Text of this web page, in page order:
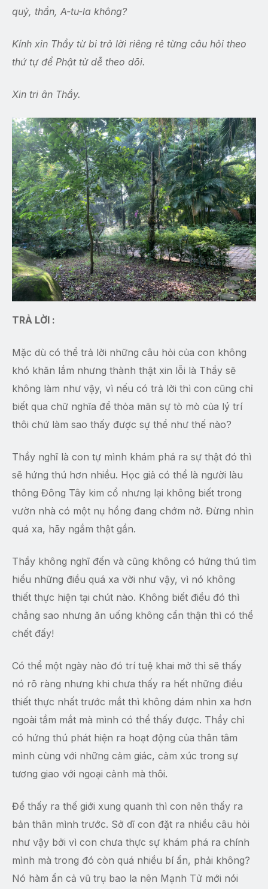
quỷ, thần, A-tu-la không?
Kính xin Thầy từ bi trả lời riêng rẻ từng câu hỏi theo
thứ tự để Phật tử dễ theo dõi.
Xin tri ân Thầy.
TRẢ LỜI :
Mặc dù có thể trả lời những câu hỏi của con không
khó khăn lắm nhưng thành thật xin lỗi là Thầy sẽ
không làm như vậy, vì nếu có trả lời thì con cũng chỉ
biết qua chữ nghĩa để thỏa mãn sự tò mò của lý trí
thôi chứ làm sao thấy được sự thể như thế nào?
Thầy nghĩ là con tự mình khám phá ra sự thật đó thì
sẽ hứng thú hơn nhiều. Học giả có thể là người làu
thông Đông Tây kim cổ nhưng lại không biết trong
vườn nhà có một nụ hồng đang chớm nở. Đừng nhìn
quá xa, hãy ngắm thật gần.
Thầy không nghĩ đến và cũng không có hứng thú tìm
hiểu những điều quá xa vời như vậy, vì nó không
thiết thực hiện tại chút nào. Không biết điều đó thì
chẳng sao nhưng ăn uống không cẩn thận thì có thể
chết đấy!
Có thể một ngày nào đó trí tuệ khai mở thì sẽ thấy
nó rõ ràng nhưng khi chưa thấy ra hết những điều
thiết thực nhất trước mắt thì không dám nhìn xa hơn
ngoài tầm mắt mà mình có thể thấy được. Thầy chỉ
có hứng thú phát hiện ra hoạt động của thân tâm
mình cùng với những cảm giác, cảm xúc trong sự
tương giao với ngoại cảnh mà thôi.
Để thấy ra thế giới xung quanh thì con nên thấy ra
bản thân mình trước. Sở dĩ con đặt ra nhiều câu hỏi
như vậy bởi vì con chưa thực sự khám phá ra chính
mình mà trong đó còn quá nhiều bí ẩn, phải không?
Nó hàm ẩn cả vũ trụ bao la nên Mạnh Tử mới nói